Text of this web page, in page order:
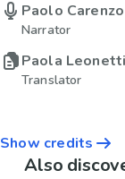
Paolo Carenzo
Narrator
Paola Leonetti
Translator
Show credits
Also